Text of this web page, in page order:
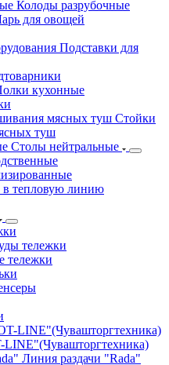
Колоды разрубочные
для овощей
Подставки для
кухонные
Стойки
туш
Столы нейтральные
в тепловую линию
тележки
тележки
LINE"(Чувашторгтехника)
Линия раздачи "Rada"